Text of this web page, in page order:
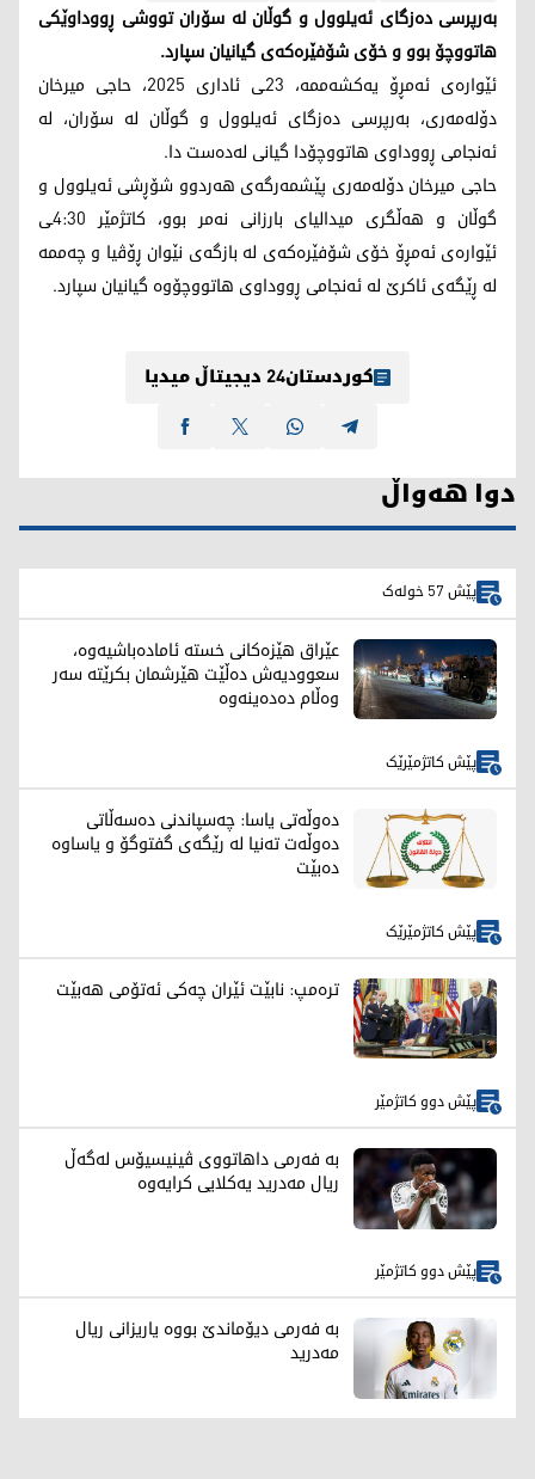
بەرپرسی دەزگای ئەیلوول و گوڵان لە سۆران تووشی ڕووداوێكی
هاتووچۆ بوو و خۆی شۆفێره‌كه‌ی گیانیان سپارد.
ئێواره‌ی ئه‌مڕۆ یه‌كشه‌ممه‌، 23ـی ئاداری 2025، حاجی میرخان
دۆلەمەری، بەرپرسی دەزگای ئەیلوول و گوڵان لە سۆران، له‌
ئه‌نجامی ڕووداوی هاتووچۆدا گیانی لەدەست دا.
حاجی میرخان دۆلەمەری پێشمه‌رگه‌ی هه‌ردوو شۆڕشی ئه‌یلوول و
گوڵان و هه‌ڵگری میدالیای بارزانی نه‌مر بوو، كاتژمێر 4:30ـی
ئێواره‌ی ئه‌مڕۆ خۆی شۆفێره‌كه‌ی لە بازگه‌ی نێوان ڕۆڤیا و چەممە
لە ڕێگەی ئاکرێ له‌ ئه‌نجامی ڕووداوی هاتووچۆوە گیانیان سپارد.
کوردستان24 دیجیتاڵ میدیا
دوا هەواڵ
پێش 57 خولەک
عێراق هێزەکانی خستە ئامادەباشیەوە،
سعوودیەش دەڵێت هێرشمان بکرێتە سەر
وەڵام دەدەینەوە
پێش کاتژمێرێک
دەوڵەتی یاسا: چەسپاندنی دەسەڵاتی
دەوڵەت تەنیا لە رێگەی گفتوگۆ و یاساوە
دەبێت
پێش کاتژمێرێک
ترەمپ: نابێت ئێران چەکی ئەتۆمی هەبێت
پێش دوو کاتژمێر
بە فەرمی داهاتووی ڤینیسیۆس لەگەڵ
ریال مەدرید یەکلایی کرایەوە
پێش دوو کاتژمێر
بە فەرمی دیۆماندێ بووە یاریزانی ریال
مەدرید